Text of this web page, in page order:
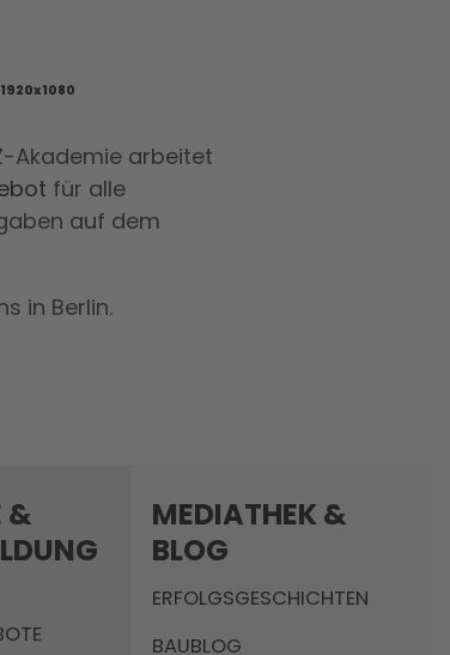
Akademie arbeitet
für alle
auf dem
in Berlin.
&
MEDIATHEK &
BLOG
ERFOLGSGESCHICHTEN
BAUBLOG